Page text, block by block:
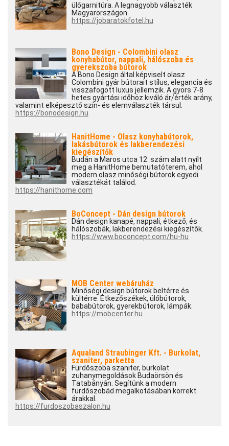
ülőgarnitúra. A legnagyobb választék
Magyarországon.
https://jobaratokfotel.hu
Bono Design - Colombini olasz
konyhabútor, nappali, hálószoba és
gyerekszoba bútorok
A Bono Design által képviselt olasz
Colombini gyár bútorait stílus, elegancia és
visszafogott luxus jellemzik. A gyors 7-8
hetes gyártási időhöz kiváló ár/érték arány,
valamint elképesztő szín- és elemválaszték társul.
https://bonodesign.hu
HanitHome - Olasz konyhabútorok,
lakásbútorok és lakberendezési
kiegészítők
Budán a Maros utca 12. szám alatt nyílt
meg a HanitHome bemutatóterem, ahol
modern olasz minőségi bútorok egyedi
választékát találod.
https://hanithome.com
BoConcept - Dán design bútorok
Dán design kanapé, nappali, étkező, és
hálószobák, lakberendezési kiegészítők.
https://www.boconcept.com/hu-hu
MOB Center webáruház
Minőségi design bútorok beltérre és
kültérre. Étkezőszékek, ülőbútorok,
bababútorok, gyerekbútorok, lámpák.
https://mobcenter.hu
Aqualand Straubinger Kft. - Burkolat,
szaniter, parketta
Fürdőszoba szaniter, burkolat
zuhanymegoldások Budaörsön és
Tatabányán. Segítünk a modern
fürdőszobád megalkotásában korrekt
árakkal.
https://furdoszobaszalon.hu